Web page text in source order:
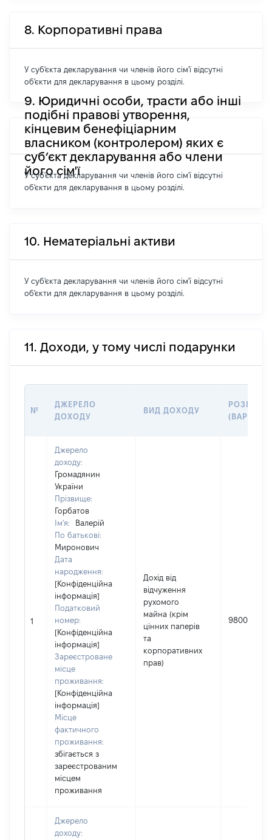
8. Корпоративні права
У суб'єкта декларування чи членів його сім'ї відсутні
об'єкти для декларування в цьому розділі.
9. Юридичні особи, трасти або інші
подібні правові утворення,
кінцевим бенефіціарним
власником (контролером) яких є
суб’єкт декларування або члени
його сім'ї
У суб'єкта декларування чи членів його сім'ї відсутні
об'єкти для декларування в цьому розділі.
10. Нематеріальні активи
У суб'єкта декларування чи членів його сім'ї відсутні
об'єкти для декларування в цьому розділі.
11. Доходи, у тому числі подарунки
№
ДЖЕРЕЛО
ДОХОДУ
ВИД ДОХОДУ
РОЗМІР
1
Джерело
доходу:
Громадянин
України
Прізвище:
Горбатов
Ім'я:
Валерій
По батькові:
Миронович
Дата
народження:
[Конфіденційна
інформація]
Податковий
номер:
[Конфіденційна
інформація]
Зареєстроване
місце
проживання:
[Конфіденційна
інформація]
Місце
фактичного
проживання:
збігається з
зареєстрованим
місцем
проживання
Дохід від
відчуження
рухомого
майна (крім
цінних паперів
та
корпоративних
прав)
980000
Джерело
доходу: